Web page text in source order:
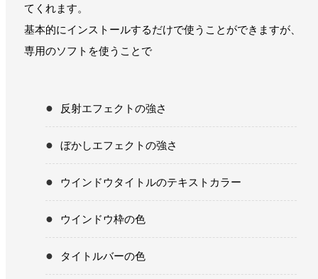
てくれます。
基本的にインストールするだけで使うことができますが、
専用のソフトを使うことで
反射エフェクトの強さ
ぼかしエフェクトの強さ
ウインドウタイトルのテキストカラー
ウインドウ枠の色
タイトルバーの色